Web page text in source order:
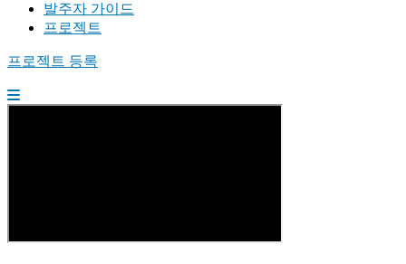
발주자 가이드
프로젝트
프로젝트 등록